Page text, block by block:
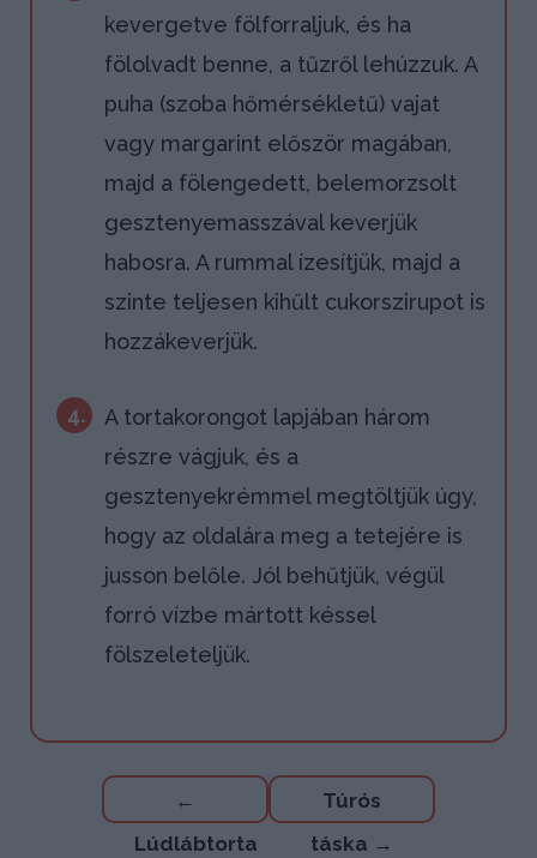
kevergetve fölforraljuk, és ha
fölolvadt benne, a tűzről lehúzzuk. A
puha (szoba hőmérsékletű) vajat
vagy margarint először magában,
majd a fölengedett, belemorzsolt
gesztenyemasszával keverjük
habosra. A rummal ízesítjük, majd a
szinte teljesen kihűlt cukorszirupot is
hozzákeverjük.
4.
A tortakorongot lapjában három
részre vágjuk, és a
gesztenyekrémmel megtöltjük úgy,
hogy az oldalára meg a tetejére is
jusson belőle. Jól behűtjük, végül
forró vízbe mártott késsel
fölszeleteljük.
Bejegyzés
navigáció
←
Lúdlábtorta
Túrós
táska →